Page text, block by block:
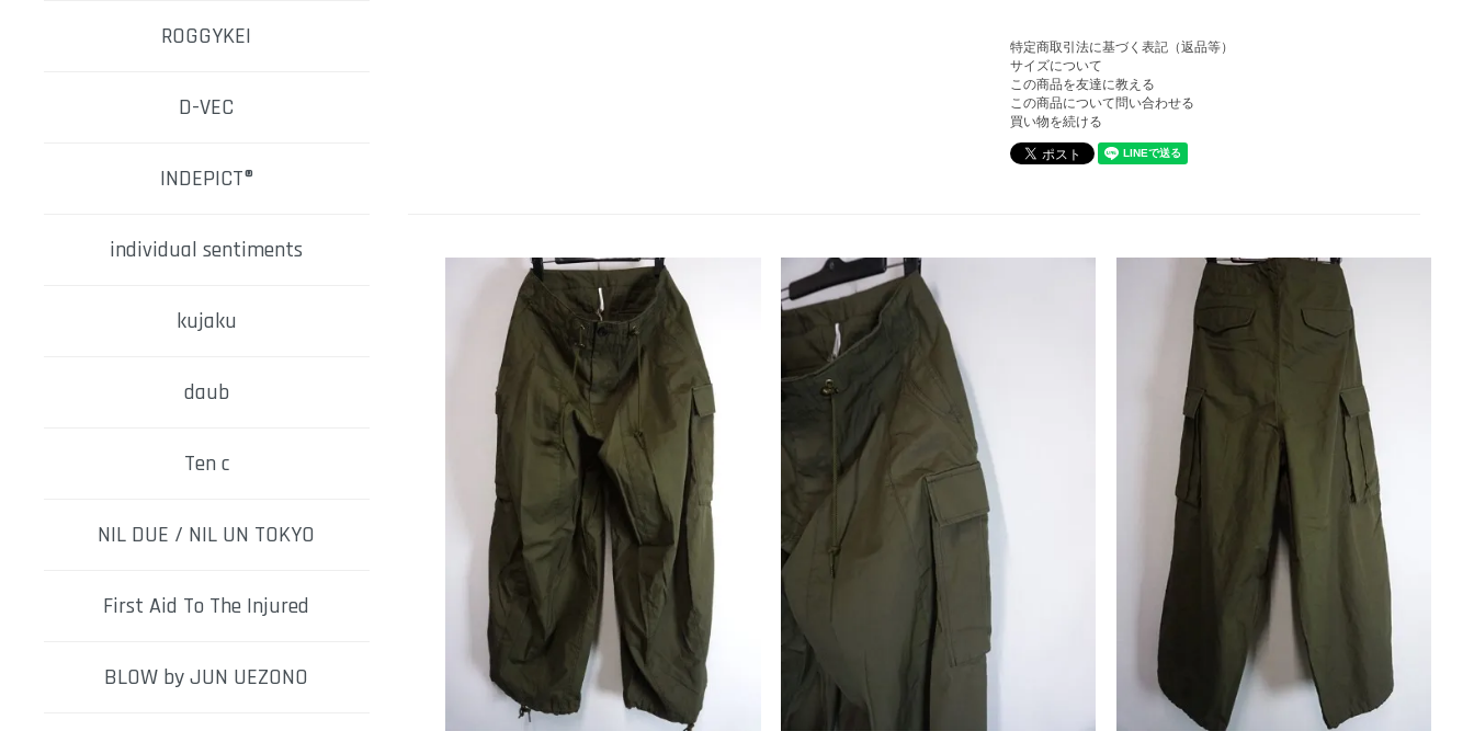
特定商取引法に基づく表記（返品等）
サイズについて
この商品を友達に教える
この商品について問い合わせる
買い物を続ける
ROGGYKEI
D-VEC
INDEPICT®
individual sentiments
kujaku
daub
Ten c
NIL DUE / NIL UN TOKYO
First Aid To The Injured
BLOW by JUN UEZONO